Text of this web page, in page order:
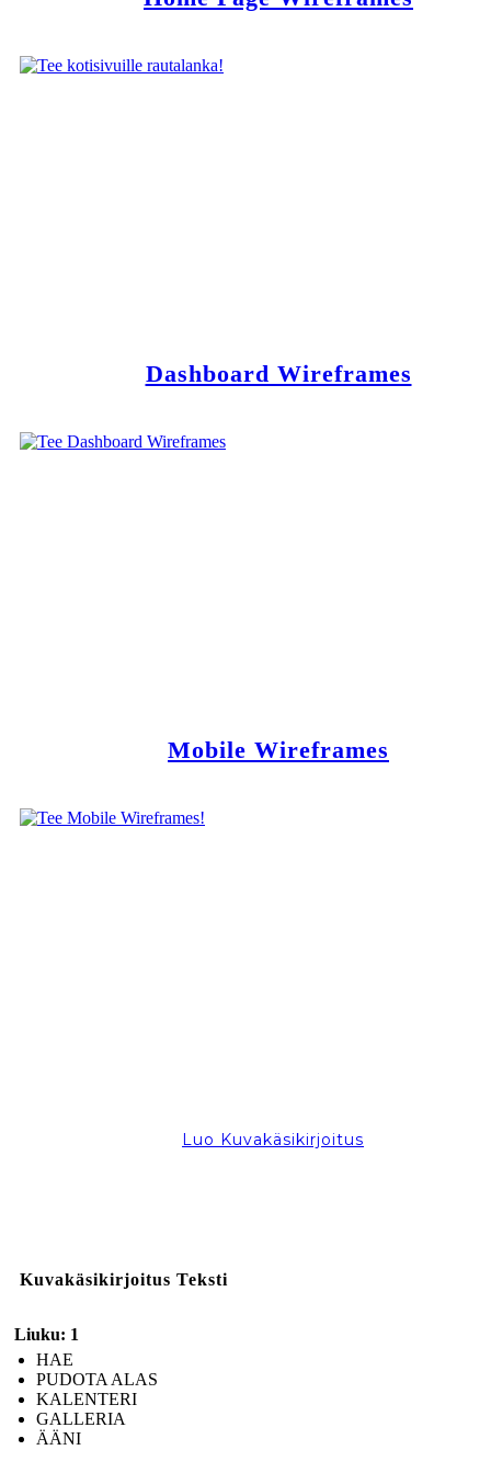
Dashboard Wireframes
Mobile Wireframes
Luo Kuvakäsikirjoitus
Kuvakäsikirjoitus Teksti
Liuku: 1
HAE
PUDOTA ALAS
KALENTERI
GALLERIA
ÄÄNI